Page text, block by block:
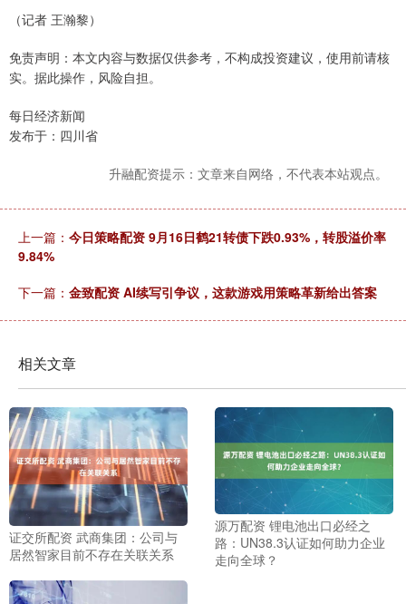
（记者 王瀚黎）
免责声明：本文内容与数据仅供参考，不构成投资建议，使用前请核
实。据此操作，风险自担。
每日经济新闻
发布于：四川省
升融配资提示：文章来自网络，不代表本站观点。
上一篇： 今日策略配资 9月16日鹤21转债下跌0.93%，转股溢价率
9.84%
下一篇： 金致配资 AI续写引争议，这款游戏用策略革新给出答案
相关文章
证交所配资 武商集团：公司与
居然智家目前不存在关联关系
源万配资 锂电池出口必经之
路：UN38.3认证如何助力企业
走向全球？